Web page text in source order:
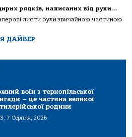
рядків, написаних від руки…
листи були звичайною частиною
ДАЙВЕР
воїн з тернопільської
– це частина великої
родини
7 Серпня, 2026